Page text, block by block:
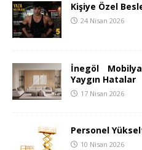
Kişiye Özel
24 Nisan 2026
İnegöl
Yaygın Hatalar
17 Nisan 2026
Personel
10 Nisan 2026